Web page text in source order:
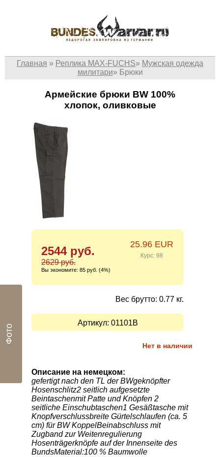
Главная » Реплика MAX-FUCHS» Мужская одежда
милитари» Брюки
Армейские брюки BW 100%
хлопок, оливковые
2544 руб.
2629 руб.
Вы экономите: 85 руб. (4%)
25.96 EUR
Курс: 98
Вес брутто: 0.77 кг.
Артикул: 01101B
Нет в наличии
Описание на немецком:
gefertigt nach den TL der BWgeknöpfter
Hosenschlitz2 seitlich aufgesetzte
Beintaschenmit Patte und Knöpfen 2
seitliche Einschubtaschen1 Gesäßtasche mit
Knopfverschlussbreite Gürtelschlaufen (ca. 5
cm) für BW KoppelBeinabschluss mit
Zugband zur Weitenregulierung
Hosenträgerknöpfe auf der Innenseite des
BundsMaterial:100 % Baumwolle
Фото